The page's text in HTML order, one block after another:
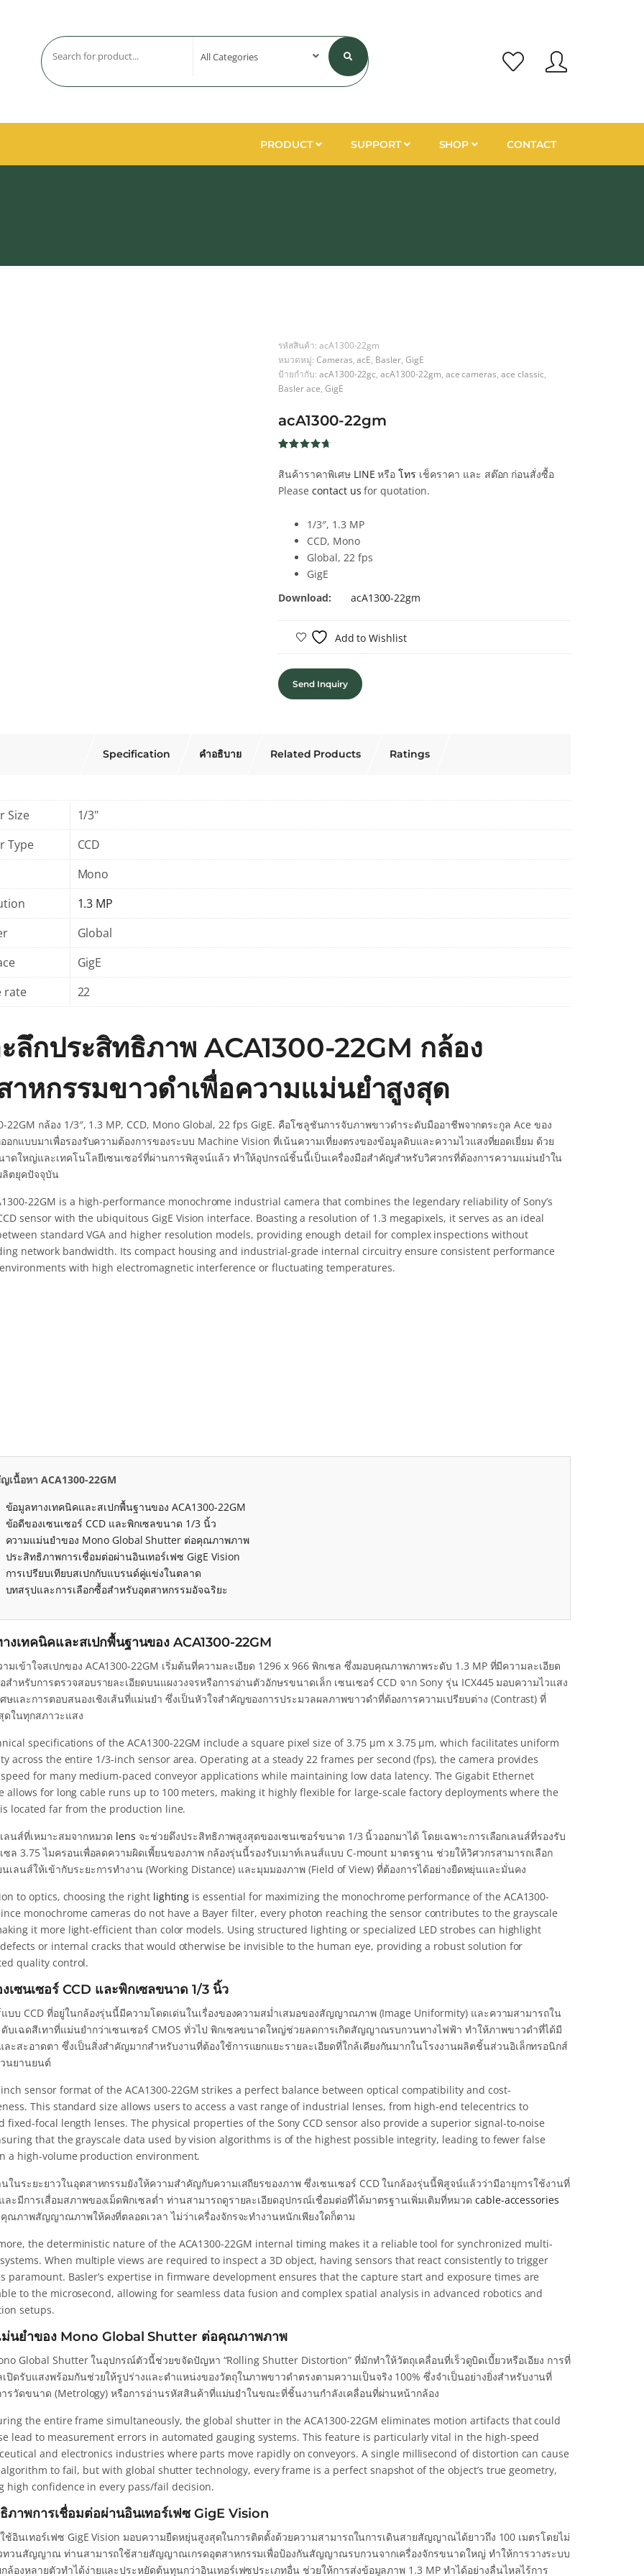
PRODUCT SUPPORT SHOP CONTACT
รหัสสินค้า: acA1300-22gm
หมวดหมู่: Cameras ,acE Basler GigE
ป้ายกำกับ: acA1300-22gc ,acA1300-22gm ace cameras ,ace classic
Basler ace GigE
acA1300-22gm
4.6 จาก
5 คะแนน
เต็มบน
ของลูกค้า
สินค้าราคาพิเศษ LINE หรือโทร เช็คราคา และ สต๊อก ก่อนสั่งซื้อ
Please contact us for quotation.
1/3″, 1.3 MP
CCD, Mono
Global, 22 fps
GigE
Download:
acA1300-22gm
Add to Wishlist
Send Inquiry
Specification คำอธิบาย Related Products Ratings
Size
1/3"
Type
CCD
Mono
1.3 MP
Global
GigE
rate
22
ะลึกประสิทธิภาพ ACA1300-22GM กล้อง
าหกรรมขาวดำเพื่อความแม่นยำสูงสุด
22GM กล้อง 1/3″, 1.3 MP, CCD, Mono Global, 22 fps GigE. คือโซลูชันการจับภาพขาวดำระดับมืออาชีพจากตระกูล Ace ของ
อกแบบมาเพื่อรองรับความต้องการของระบบ Machine Vision ที่เน้นความเที่ยงตรงของข้อมูลดิบและความไวแสงที่ยอดเยี่ยม ด้วย
าดใหญ่และเทคโนโลยีเซนเซอร์ที่ผ่านการพิสูจน์แล้ว ทำให้อุปกรณ์ชิ้นนี้เป็นเครื่องมือสำคัญสำหรับวิศวกรที่ต้องการความแม่นยำใน
ลิตยุคปัจจุบัน
22GM is a high-performance monochrome industrial camera that combines the legendary reliability of Sony’s
sensor with the ubiquitous GigE Vision interface. Boasting a resolution of 1.3 megapixels, it serves as an ideal
standard VGA and higher resolution models, providing enough detail for complex inspections without
network bandwidth. Its compact housing and industrial-grade internal circuitry ensure consistent performance
with high electromagnetic interference or fluctuating temperatures.
เนื้อหา ACA1300-22GM
ข้อมูลทางเทคนิคและสเปกพื้นฐานของ ACA1300-22GM
ข้อดีของเซนเซอร์ CCD และพิกเซลขนาด 1/3 นิ้ว
ความแม่นยำของ Mono Global Shutter ต่อคุณภาพภาพ
ประสิทธิภาพการเชื่อมต่อผ่านอินเทอร์เฟซ GigE Vision
การเปรียบเทียบสเปกกับแบรนด์คู่แข่งในตลาด
บทสรุปและการเลือกซื้อสำหรับอุตสาหกรรมอัจฉริยะ
งเทคนิคและสเปกพื้นฐานของ ACA1300-22GM
มเข้าใจสเปกของ ACA1300-22GM เริ่มต้นที่ความละเอียด 1296 x 966 พิกเซล ซึ่งมอบคุณภาพภาพระดับ 1.3 MP ที่มีความละเอียด
สำหรับการตรวจสอบรายละเอียดบนแผงวงจรหรือการอ่านตัวอักษรขนาดเล็ก เซนเซอร์ CCD จาก Sony รุ่น ICX445 มอบความไวแสง
ศษและการตอบสนองเชิงเส้นที่แม่นยำ ซึ่งเป็นหัวใจสำคัญของการประมวลผลภาพขาวดำที่ต้องการความเปรียบต่าง (Contrast) ที่
ดในทุกสภาวะแสง
specifications of the ACA1300-22GM include a square pixel size of 3.75 µm x 3.75 µm, which facilitates uniform
across the entire 1/3-inch sensor area. Operating at a steady 22 frames per second (fps), the camera provides
for many medium-paced conveyor applications while maintaining low data latency. The Gigabit Ethernet
allows for long cable runs up to 100 meters, making it highly flexible for large-scale factory deployments where the
is located far from the production line.
ลนส์ที่เหมาะสมจากหมวด lens จะช่วยดึงประสิทธิภาพสูงสุดของเซนเซอร์ขนาด 1/3 นิ้วออกมาได้ โดยเฉพาะการเลือกเลนส์ที่รองรับ
ซล 3.75 ไมครอนเพื่อลดความผิดเพี้ยนของภาพ กล้องรุ่นนี้รองรับเมาท์เลนส์แบบ C-mount มาตรฐาน ช่วยให้วิศวกรสามารถเลือก
เลนส์ให้เข้ากับระยะการทำงาน (Working Distance) และมุมมองภาพ (Field of View) ที่ต้องการได้อย่างยืดหยุ่นและมั่นคง
to optics, choosing the right lighting is essential for maximizing the monochrome performance of the ACA1300-
monochrome cameras do not have a Bayer filter, every photon reaching the sensor contributes to the grayscale
it more light-efficient than color models. Using structured lighting or specialized LED strobes can highlight
or internal cracks that would otherwise be invisible to the human eye, providing a robust solution for
quality control.
เซนเซอร์ CCD และพิกเซลขนาด 1/3 นิ้ว
แบบ CCD ที่อยู่ในกล้องรุ่นนี้มีความโดดเด่นในเรื่องของความสม่ำเสมอของสัญญาณภาพ (Image Uniformity) และความสามารถใน
ดับเฉดสีเทาที่แม่นยำกว่าเซนเซอร์ CMOS ทั่วไป พิกเซลขนาดใหญ่ช่วยลดการเกิดสัญญาณรบกวนทางไฟฟ้า ทำให้ภาพขาวดำที่ได้มี
ละสะอาดตา ซึ่งเป็นสิ่งสำคัญมากสำหรับงานที่ต้องใช้การแยกแยะรายละเอียดที่ใกล้เคียงกันมากในโรงงานผลิตชิ้นส่วนอิเล็กทรอนิกส์
นยานยนต์
sensor format of the ACA1300-22GM strikes a perfect balance between optical compatibility and cost-
This standard size allows users to access a vast range of industrial lenses, from high-end telecentrics to
fixed-focal length lenses. The physical properties of the Sony CCD sensor also provide a superior signal-to-noise
that the grayscale data used by vision algorithms is of the highest possible integrity, leading to fewer false
a high-volume production environment.
นในระยะยาวในอุตสาหกรรมยังให้ความสำคัญกับความเสถียรของภาพ ซึ่งเซนเซอร์ CCD ในกล้องรุ่นนี้พิสูจน์แล้วว่ามีอายุการใช้งานที่
ละมีการเสื่อมสภาพของเม็ดพิกเซลต่ำ ท่านสามารถดูรายละเอียดอุปกรณ์เชื่อมต่อที่ได้มาตรฐานเพิ่มเติมที่หมวด cable-accessories
คุณภาพสัญญาณภาพให้คงที่ตลอดเวลา ไม่ว่าเครื่องจักรจะทำงานหนักเพียงใดก็ตาม
the deterministic nature of the ACA1300-22GM internal timing makes it a reliable tool for synchronized multi-
When multiple views are required to inspect a 3D object, having sensors that react consistently to trigger
paramount. Basler’s expertise in firmware development ensures that the capture start and exposure times are
to the microsecond, allowing for seamless data fusion and complex spatial analysis in advanced robotics and
setups.
นยำของ Mono Global Shutter ต่อคุณภาพภาพ
Global Shutter ในอุปกรณ์ตัวนี้ช่วยขจัดปัญหา “Rolling Shutter Distortion” ที่มักทำให้วัตถุเคลื่อนที่เร็วดูบิดเบี้ยวหรือเอียง การที่
ปิดรับแสงพร้อมกันช่วยให้รูปร่างและตำแหน่งของวัตถุในภาพขาวดำตรงตามความเป็นจริง 100% ซึ่งจำเป็นอย่างยิ่งสำหรับงานที่
ารวัดขนาด (Metrology) หรือการอ่านรหัสสินค้าที่แม่นยำในขณะที่ชิ้นงานกำลังเคลื่อนที่ผ่านหน้ากล้อง
the entire frame simultaneously, the global shutter in the ACA1300-22GM eliminates motion artifacts that could
lead to measurement errors in automated gauging systems. This feature is particularly vital in the high-speed
and electronics industries where parts move rapidly on conveyors. A single millisecond of distortion can cause
to fail, but with global shutter technology, every frame is a perfect snapshot of the object’s true geometry,
high confidence in every pass/fail decision.
ภาพการเชื่อมต่อผ่านอินเทอร์เฟซ GigE Vision
ใช้อินเทอร์เฟซ GigE Vision มอบความยืดหยุ่นสูงสุดในการติดตั้งด้วยความสามารถในการเดินสายสัญญาณได้ยาวถึง 100 เมตรโดยไม่
ทวนสัญญาณ ท่านสามารถใช้สายสัญญาณเกรดอุตสาหกรรมเพื่อป้องกันสัญญาณรบกวนจากเครื่องจักรขนาดใหญ่ ทำให้การวางระบบ
ล้องหลายตัวทำได้ง่ายและประหยัดต้นทุนกว่าอินเทอร์เฟซประเภทอื่น ช่วยให้การส่งข้อมูลภาพ 1.3 MP ทำได้อย่างลื่นไหลไร้การ